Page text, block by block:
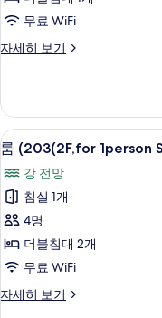
모
두
무료 WiFi
자세히 보기
룸
자
세
히
보
기
룸
(203(2F,for
1person
SPA))
사
진
모
두
10
룸 (203(2F,for 1person
강 전망
침실 1개
4명
더블침대 2개
무료 WiFi
자세히 보기
룸